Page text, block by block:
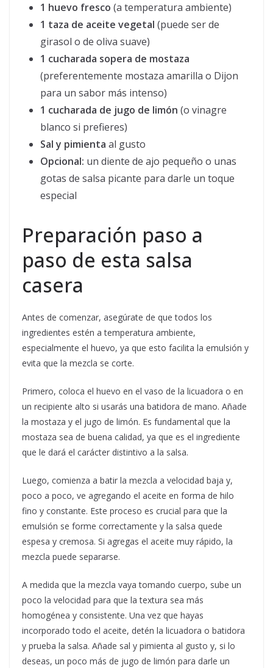
1 huevo fresco (a temperatura ambiente)
1 taza de aceite vegetal (puede ser de
girasol o de oliva suave)
1 cucharada sopera de mostaza
(preferentemente mostaza amarilla o Dijon
para un sabor más intenso)
1 cucharada de jugo de limón (o vinagre
blanco si prefieres)
Sal y pimienta al gusto
Opcional: un diente de ajo pequeño o unas
gotas de salsa picante para darle un toque
especial
Preparación paso a
paso de esta salsa
casera
Antes de comenzar, asegúrate de que todos los
ingredientes estén a temperatura ambiente,
especialmente el huevo, ya que esto facilita la emulsión y
evita que la mezcla se corte.
Primero, coloca el huevo en el vaso de la licuadora o en
un recipiente alto si usarás una batidora de mano. Añade
la mostaza y el jugo de limón. Es fundamental que la
mostaza sea de buena calidad, ya que es el ingrediente
que le dará el carácter distintivo a la salsa.
Luego, comienza a batir la mezcla a velocidad baja y,
poco a poco, ve agregando el aceite en forma de hilo
fino y constante. Este proceso es crucial para que la
emulsión se forme correctamente y la salsa quede
espesa y cremosa. Si agregas el aceite muy rápido, la
mezcla puede separarse.
A medida que la mezcla vaya tomando cuerpo, sube un
poco la velocidad para que la textura sea más
homogénea y consistente. Una vez que hayas
incorporado todo el aceite, detén la licuadora o batidora
y prueba la salsa. Añade sal y pimienta al gusto y, si lo
deseas, un poco más de jugo de limón para darle un